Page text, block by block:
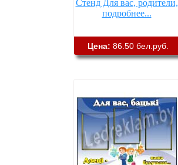
Стенд Для вас, родители,
подробнее...
Цена: 86.50 бел.руб.